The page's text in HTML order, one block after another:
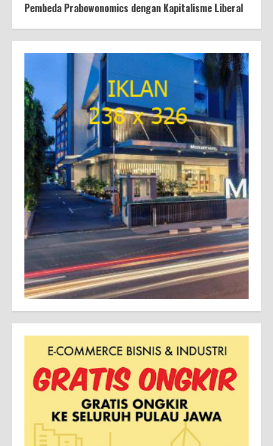
Pembeda Prabowonomics dengan Kapitalisme Liberal